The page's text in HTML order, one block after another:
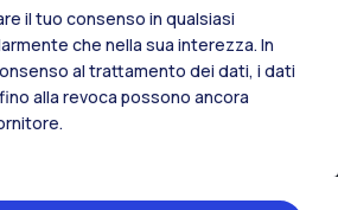
il tuo consenso in qualsiasi
che nella sua interezza. In
al trattamento dei dati, i dati
alla revoca possono ancora